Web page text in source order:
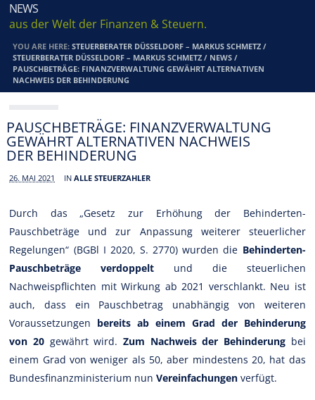
NEWS
aus der Welt der Finanzen & Steuern.
YOU ARE HERE:STEUERBERATER DÜSSELDORF – MARKUS SCHMETZ /
STEUERBERATER DÜSSELDORF – MARKUS SCHMETZ / NEWS /
PAUSCHBETRÄGE: FINANZVERWALTUNG GEWÄHRT ALTERNATIVEN
NACHWEIS DER BEHINDERUNG
PAUSCHBETRÄGE: FINANZVERWALTUNG
GEWÄHRT ALTERNATIVEN NACHWEIS
DER BEHINDERUNG
26. MAI 2021 INALLE STEUERZAHLER
Durch das „Gesetz zur Erhöhung der Behinderten-
Pauschbeträge und zur Anpassung weiterer steuerlicher
Regelungen“ (BGBl I 2020, S. 2770) wurden die Behinderten-
Pauschbeträge verdoppelt und die steuerlichen
Nachweispflichten mit Wirkung ab 2021 verschlankt. Neu ist
auch, dass ein Pauschbetrag unabhängig von weiteren
Voraussetzungen bereits ab einem Grad der Behinderung
von 20 gewährt wird. Zum Nachweis der Behinderungbei
einem Grad von weniger als 50, aber mindestens 20, hat das
Bundesfinanzministerium nunVereinfachungen verfügt.